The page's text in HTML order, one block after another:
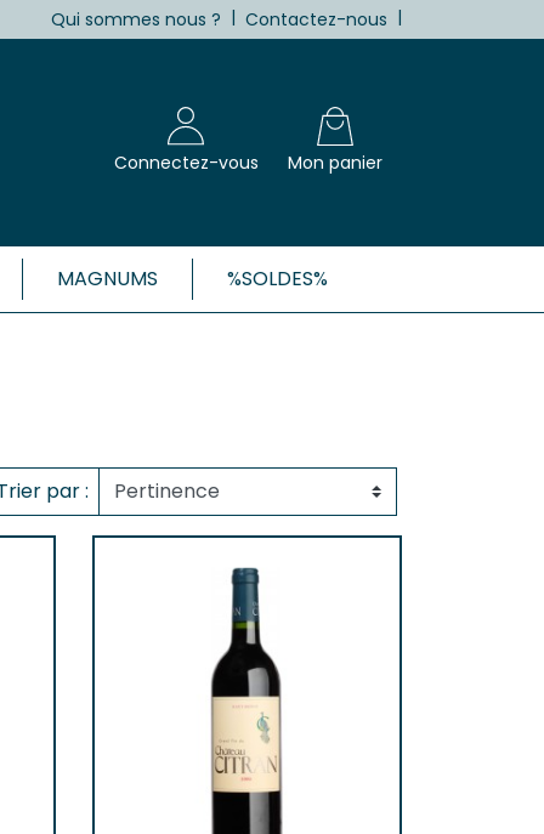
|
Contactez-nous
|
Qui sommes nous ?
Connectez-vous Mon panier
de Bordeaux
Bordeaux
De-Bordeaux
Côtes-De-Bordeaux
MAGNUMS %SOLDES%
par :